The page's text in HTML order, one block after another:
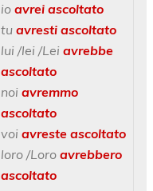
io avrei ascoltato
tu avresti ascoltato
lui /lei /Lei avrebbe
ascoltato
noi avremmo
ascoltato
voi avreste ascoltato
loro /Loro avrebbero
ascoltato